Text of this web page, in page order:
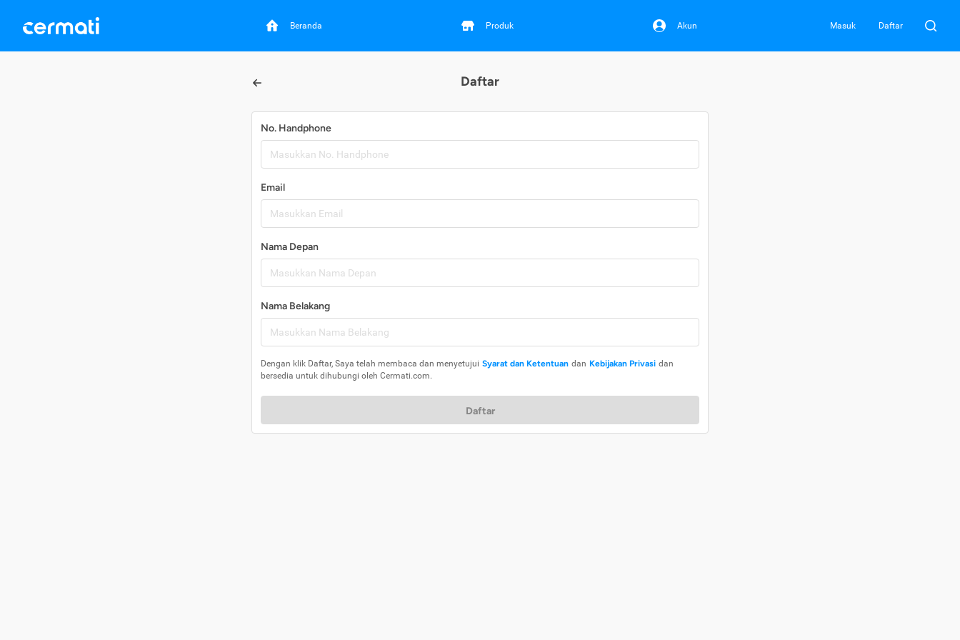
Beranda Produk Akun Masuk Daftar
Daftar
No. Handphone
Email
Nama Depan
Nama Belakang
Dengan klik Daftar, Saya telah membaca dan menyetujui Syarat dan Ketentuan dan Kebijakan Privasi dan
bersedia untuk dihubungi oleh Cermati.com.
Daftar